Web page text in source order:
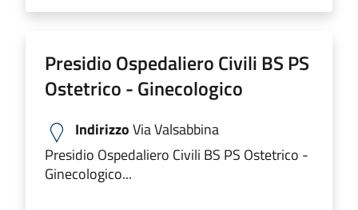
Presidio Ospedaliero Civili BS PS
Ostetrico - Ginecologico
IndirizzoVia Valsabbina
Presidio Ospedaliero Civili BS PS Ostetrico -
Ginecologico...